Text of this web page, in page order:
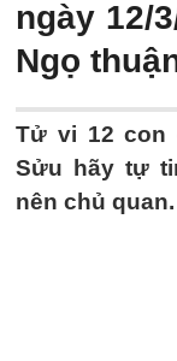
ngày 12/
Ngọ
Tử vi 12 con
Sửu hãy tự
nên chủ quan.